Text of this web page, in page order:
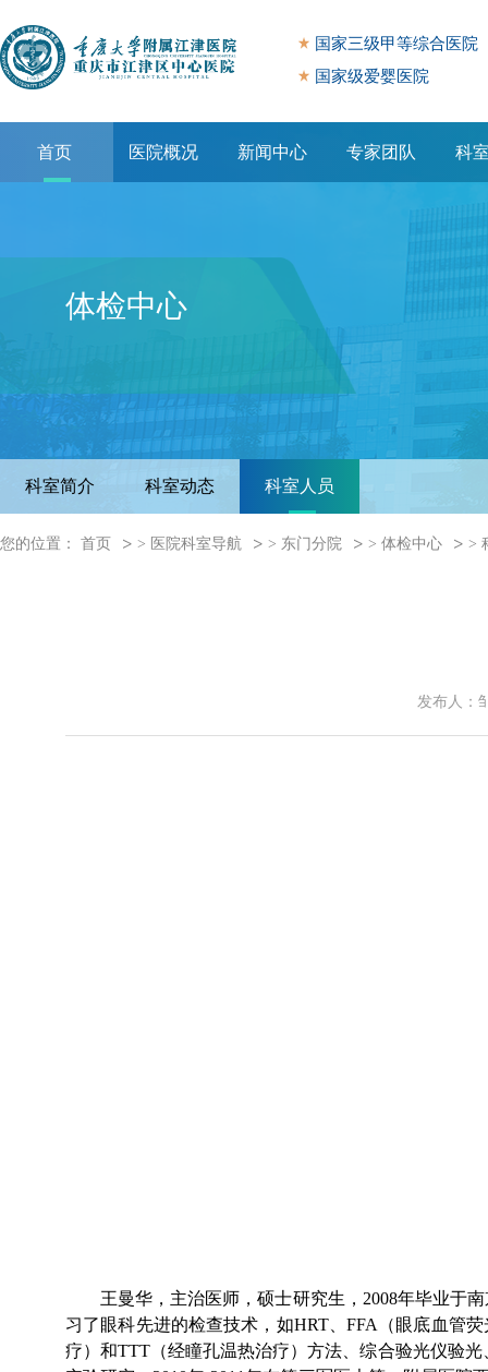
国家三级甲等综合医院
国家级爱婴医院
首页 医院概况 新闻中心 专家团队 科
体检中心
科室简介 科室动态 科室人员
您的位置： 首页 > 医院科室导航 > 东门分院 > 体检中心 >
发布人：
王曼华，主治医师，硕士研究生， 2008年毕业于
习了眼科先进的检查技术，如HRT、 FFA
（眼底血管
疗）和TTT （经瞳孔温热治疗）方法、综合验光仪验